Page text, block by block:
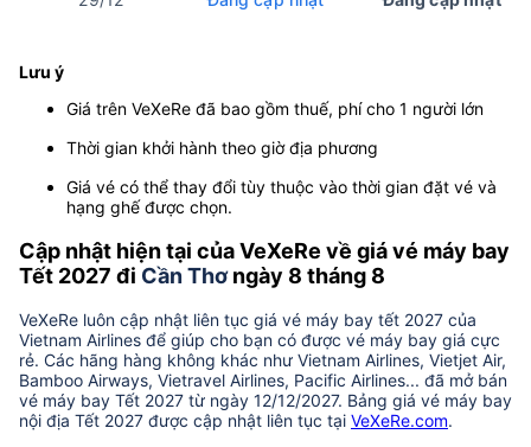
Lưu ý
Giá trên VeXeRe đã bao gồm thuế, phí cho 1 người lớn
Thời gian khởi hành theo giờ địa phương
Giá vé có thể thay đổi tùy thuộc vào thời gian đặt vé và
hạng ghế được chọn.
Cập nhật hiện tại của VeXeRe về giá vé máy bay
Tết 2027 đi Cần Thơngày 8 tháng 8
VeXeRe luôn cập nhật liên tục giá vé máy bay tết 2027 của
Vietnam Airlines để giúp cho bạn có được vé máy bay giá cực
rẻ. Các hãng hàng không khác như Vietnam Airlines, Vietjet Air,
Bamboo Airways, Vietravel Airlines, Pacific Airlines... đã mở bán
vé máy bay Tết 2027 từ ngày 12/12/2027. Bảng giá vé máy bay
nội địa Tết 2027 được cập nhật liên tục tại VeXeRe.com.